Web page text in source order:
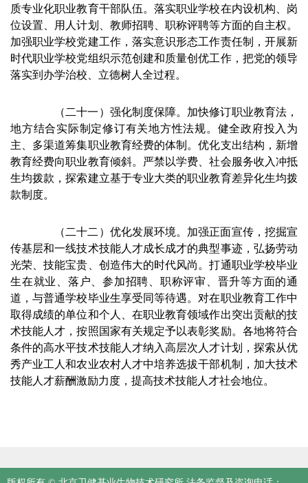
质专业化职业教育干部队伍。落实职业学校在内设机构、岗
位设置、用人计划、教师招聘、职称评聘等方面的自主权。
加强职业学校党建工作，落实意识形态工作责任制，开展新
时代职业学校党组织示范创建和质量创优工作，把党的领导
落实到办学治校、立德树人全过程。
（二十一）强化制度保障。加快修订职业教育法，
地方结合实际制定修订有关地方性法规。健全政府投入为
主、多渠道筹集职业教育经费的体制。优化支出结构，新增
教育经费向职业教育倾斜。严禁以学费、社会服务收入冲抵
生均拨款，探索建立基于专业大类的职业教育差异化生均拨
款制度。
（二十二）优化发展环境。加强正面宣传，挖掘宣
传基层和一线技术技能人才成长成才的典型事迹，弘扬劳动
光荣、技能宝贵、创造伟大的时代风尚。打通职业学校毕业
生在就业、落户、参加招聘、职称评审、晋升等方面的通
道，与普通学校毕业生享受同等待遇。对在职业教育工作中
取得成绩的单位和个人、在职业教育领域作出突出贡献的技
术技能人才，按照国家有关规定予以表彰奖励。各地将符合
条件的高水平技术技能人才纳入高层次人才计划，探索从优
秀产业工人和农业农村人才中培养选拔干部机制，加大技术
技能人才薪酬激励力度，提高技术技能人才社会地位。